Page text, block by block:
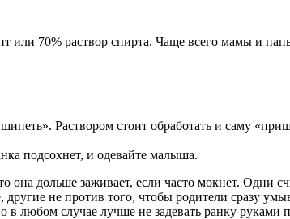
или 70% раствор спирта. Чаще всего мамы и
Раствором стоит обработать и саму
подсохнет, и одевайте малыша.
она дольше заживает, если часто мокнет. Одни
не против того, чтобы родители сразу
любом случае лучше не задевать ранку руками